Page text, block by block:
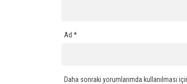
Ad *
Daha sonraki yorumlarımda kullanılması